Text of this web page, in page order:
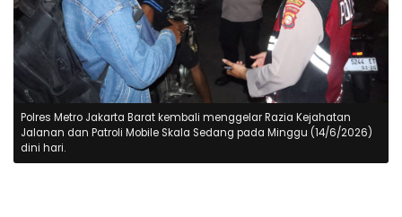
Polres Metro Jakarta Barat kembali menggelar Razia Kejahatan
Jalanan dan Patroli Mobile Skala Sedang pada Minggu (14/6/2026)
dini hari.